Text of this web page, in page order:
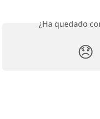
¿Ha quedado
😞